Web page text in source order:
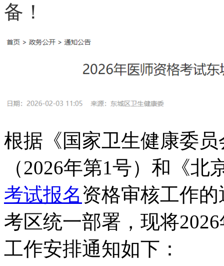
备！
根据《国家卫生健康委
（2026年第1号）和《
考试报名资格审核工作
考区统一部署，现将
工作安排通知如下：